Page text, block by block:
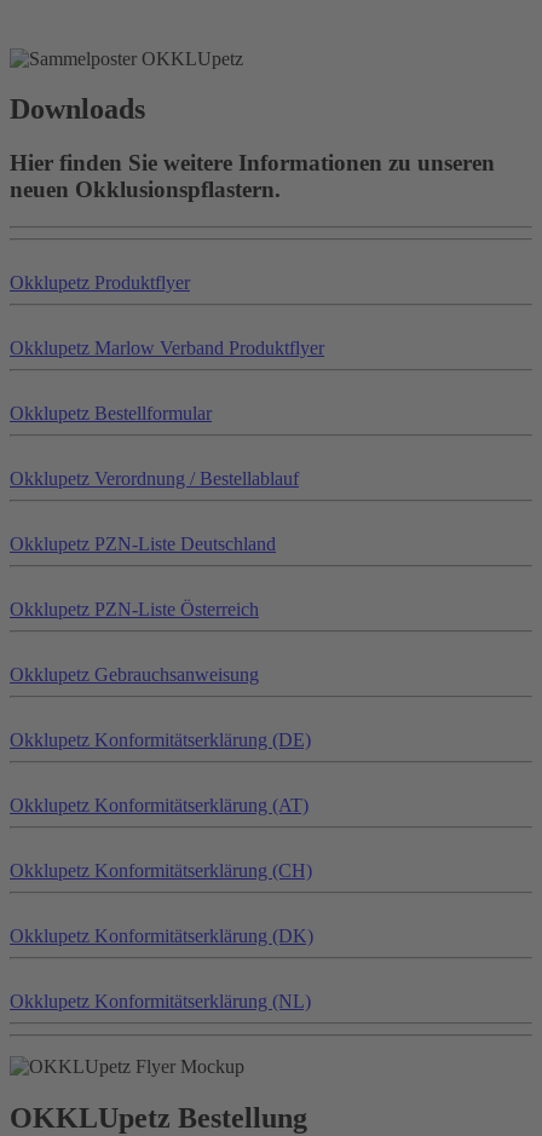
Downloads
Hier finden Sie weitere Informationen zu unseren
neuen Okklusionspflastern.
Okklupetz Produktflyer
Okklupetz Marlow Verband Produktflyer
Okklupetz Bestellformular
Okklupetz Verordnung / Bestellablauf
Okklupetz PZN-Liste Deutschland
Okklupetz PZN-Liste Österreich
Okklupetz Gebrauchsanweisung
Okklupetz Konformitätserklärung (DE)
Okklupetz Konformitätserklärung (AT)
Okklupetz Konformitätserklärung (CH)
Okklupetz Konformitätserklärung (DK)
Okklupetz Konformitätserklärung (NL)
OKKLUpetz Bestellung